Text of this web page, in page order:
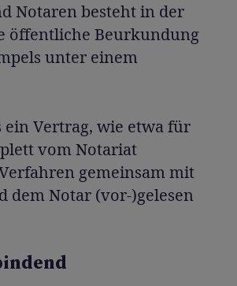
Notaren besteht in der
öffentliche Beurkundung
unter einem
Vertrag, wie etwa für
vom Notariat
gemeinsam mit
dem Notar (vor-)gelesen